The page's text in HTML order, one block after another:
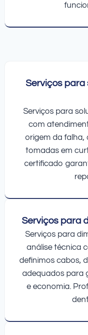
Serviços
Serviços para
com
origem da falha,
tomadas em
certificado
Serviços para
Serviços para
análise técnica
definimos cabos,
adequados para
e economia.